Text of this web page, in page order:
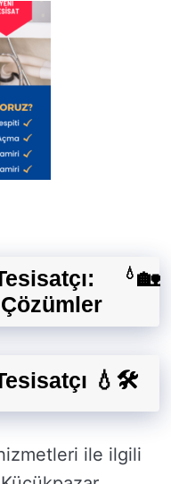
💧 🏡
💧🛠️
ile ilgili